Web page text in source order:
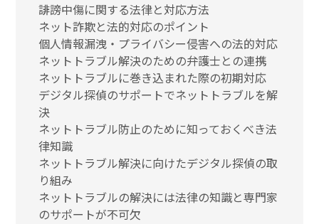
誹謗中傷に関する法律と対応方法
ネット詐欺と法的対応のポイント
個人情報漏洩・プライバシー侵害への法的対応
ネットトラブル解決のための弁護士との連携
ネットトラブルに巻き込まれた際の初期対応
デジタル探偵のサポートでネットトラブルを解
決
ネットトラブル防止のために知っておくべき法
律知識
ネットトラブル解決に向けたデジタル探偵の取
り組み
ネットトラブルの解決には法律の知識と専門家
のサポートが不可欠